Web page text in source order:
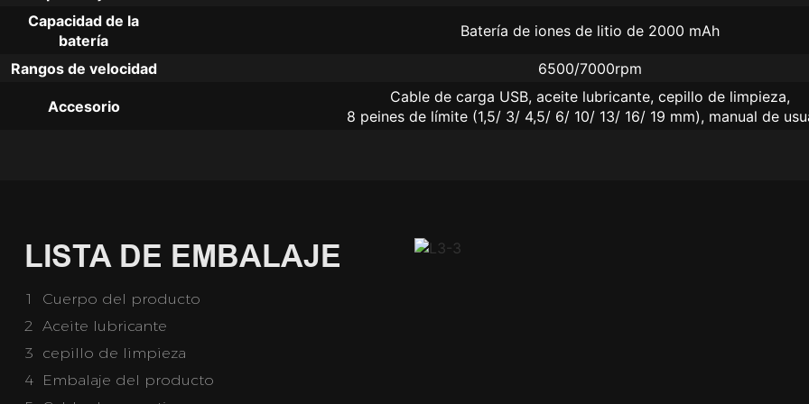
Capacidad de la
batería
Batería de iones de litio de 2000 mAh
Rangos de velocidad 6500/7000rpm
Accesorio
Cable de carga USB, aceite lubricante, cepillo de limpieza,
8 peines de límite (1,5/ 3/ 4,5/ 6/ 10/ 13/ 16/ 19 mm), manual de
LISTA DE EMBALAJE
1 Cuerpo del producto
2 Aceite lubricante
3 cepillo de limpieza
4 Embalaje del producto